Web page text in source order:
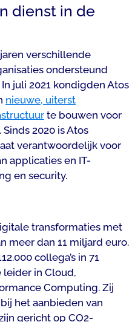
dienst in de
verschillende
ondersteund
juli 2021 kondigden Atos
nieuwe, uiterst
te bouwen voor
2020 is Atos
verantwoordelijk voor
applicaties en IT-
en security.
transformaties met
meer dan 11 miljard euro.
collega’s in 71
leider in Cloud,
Computing. Zij
het aanbieden van
gericht op CO2-